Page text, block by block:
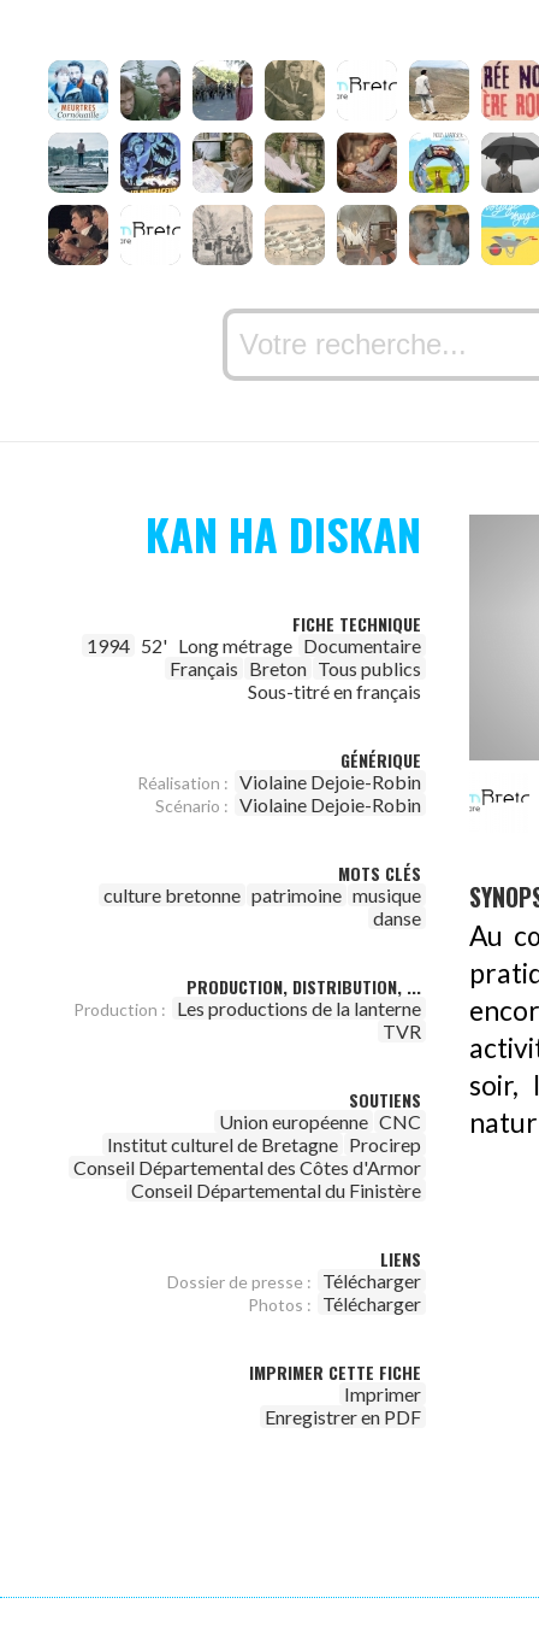
KAN HA DISKAN
FICHE TECHNIQUE
1994 52' Long métrage Documentaire
Français Breton Tous publics
Sous-titré en français
GÉNÉRIQUE
Réalisation : Violaine Dejoie-Robin
Scénario : Violaine Dejoie-Robin
MOTS CLÉS
culture bretonne patrimoine musique
danse
PRODUCTION, DISTRIBUTION, ...
Production :
Les productions de la lanterne
TVR
SOUTIENS
Union européenne CNC
Institut culturel de Bretagne Procirep
Conseil Départemental des Côtes d'Armor
Conseil Départemental du Finistère
LIENS
Dossier de presse : Télécharger
Photos : Télécharger
IMPRIMER CETTE FICHE
Imprimer
Enregistrer en PDF
Au
soir,